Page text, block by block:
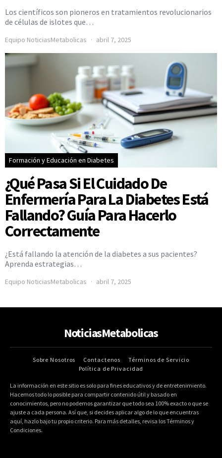
Los científicos son pioneros en tratamientos revolucionarios
de células de islotes que…
Equipo NoticiasMetabolicas abril 7, 2025
Formación y Educación en Diabetes
¿Qué Pasa Si El Cuidado De
Enfermería Para La Diabetes Está
Fallando? Guía Para Hacerlo
Correctamente
¿Está fallando la atención de la diabetes a sus pacientes?
Aprenda estrategias…
Equipo NoticiasMetabolicas abril 7, 2025
NoticiasMetabolicas
Sobre Nosotros Contactenos
Términos de Servicio
Política de Privacidad
La información en este sitio es solo para fines educativos y de entretenimiento.
Hacemos todo lo posible para compartir contenido útil y basado en
conocimientos, pero no podemos garantizar que todo sea 100% exacto o que se
ajuste a cada persona. Así que, si decides aplicar algo de lo que encuentras
aquí, hazlo bajo tu propio criterio. Para más detalles, revisa los Términos y
Condiciones.